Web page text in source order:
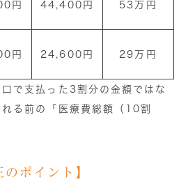
円 44,400円 53万円
円 24,600円 29万円
で支払った3割分の金額ではな
る前の「医療費総額（10割
ポイント】